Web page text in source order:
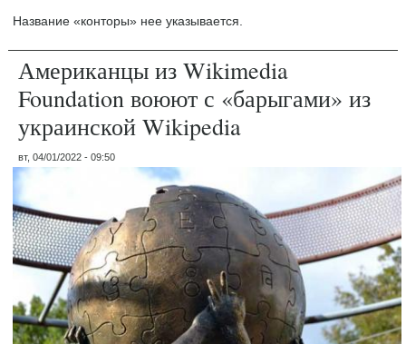
Название «конторы» нее указывается.
Американцы из Wikimedia
Foundation воюют с «барыгами» из
украинской Wikipedia
вт, 04/01/2022 - 09:50